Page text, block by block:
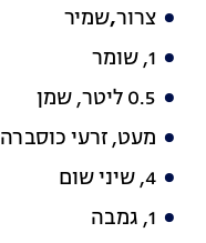
צרור,שמיר
1, שומר
0.5 ליטר, שמן
מעט, זרעי כוסברה
4, שיני שום
1, גמבה